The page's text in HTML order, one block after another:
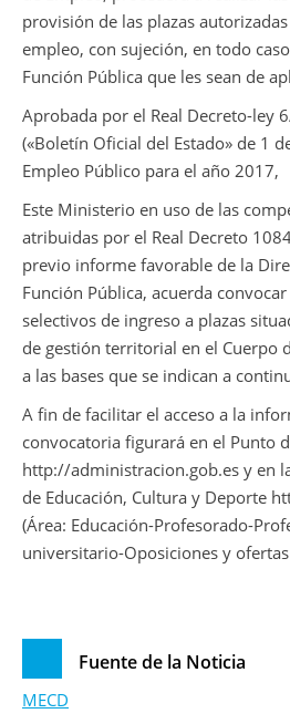
provisión de las plazas
empleo, con sujeción, en todo
Función Pública que les sean de
Aprobada por el Real Decreto-ley
(«Boletín Oficial del Estado» de 1
Empleo Público para el año 2017,
Este Ministerio en uso de las
atribuidas por el Real Decreto
previo informe favorable de la
Función Pública, acuerda
selectivos de ingreso a plazas
de gestión territorial en el Cuerpo
a las bases que se indican a
A fin de facilitar el acceso a la
convocatoria figurará en el Punto
http://administracion.gob.es y en
de Educación, Cultura y Deporte
(Área: Educación-Profesorado-
universitario-Oposiciones y
Fuente de la Noticia
MECD